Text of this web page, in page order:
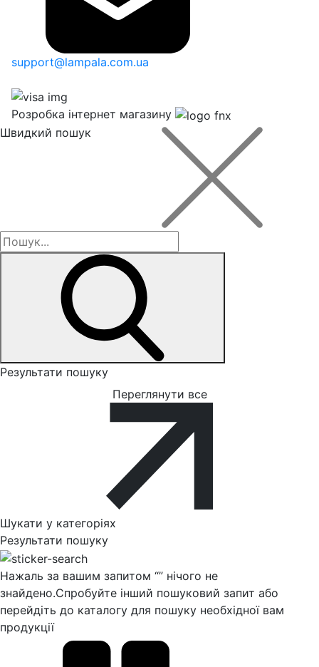
support@lampala.com.ua
Розробка інтернет магазину
Швидкий пошук
Результати пошуку
Переглянути все
Шукати у категоріях
Результати пошуку
Нажаль за вашим запитом “” нічого не
знайдено.Спробуйте інший пошуковий запит або
перейдіть до каталогу для пошуку необхідної вам
продукції